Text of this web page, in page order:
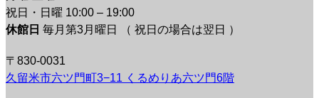
祝日・日曜 10:00 – 19:00
休館日 毎月第3月曜日 （ 祝日の場合は翌日 ）
〒830-0031
久留米市六ツ門町3−11 くるめりあ六ツ門6階